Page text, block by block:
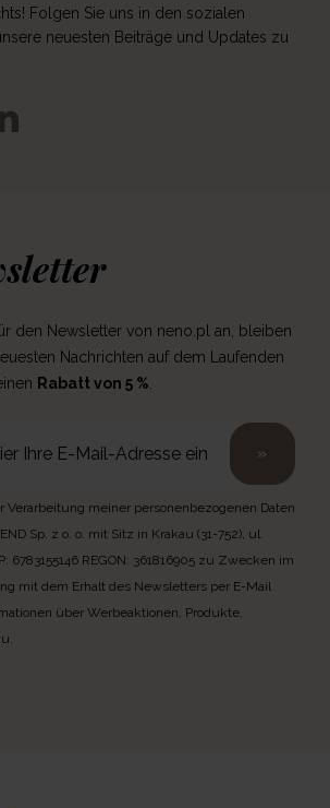
Folgen Sie uns in den sozialen
neuesten Beiträge und Updates zu
den Newsletter von neno.pl an, bleiben
Nachrichten auf dem Laufenden
Rabatt von 5 %
»
Verarbeitung meiner personenbezogenen Daten
Sp. z o. o. mit Sitz in Krakau (31-752), ul.
6783155146 REGON: 361816905 zu Zwecken im
mit dem Erhalt des Newsletters per E-Mail
über Werbeaktionen, Produkte,